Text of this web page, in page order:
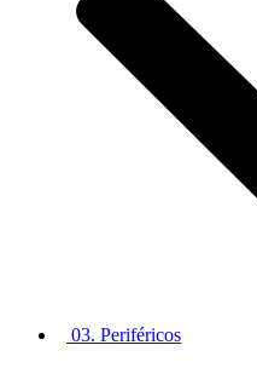
03. Periféricos